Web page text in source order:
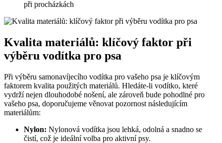
při procházkách
Kvalita materiálů: klíčový faktor při
výběru vodítka pro psa
Při výběru samonavíjecího vodítka pro vašeho psa je klíčovým
faktorem kvalita použitých materiálů. Hledáte-li vodítko, které
vydrží nejen dlouhodobé nošení, ale zároveň bude pohodlné pro
vašeho psa, doporučujeme věnovat pozornost následujícím
materiálům:
Nylon: Nylonová vodítka jsou lehká, odolná a snadno se
čistí, což je ideální volba pro aktivní psy.